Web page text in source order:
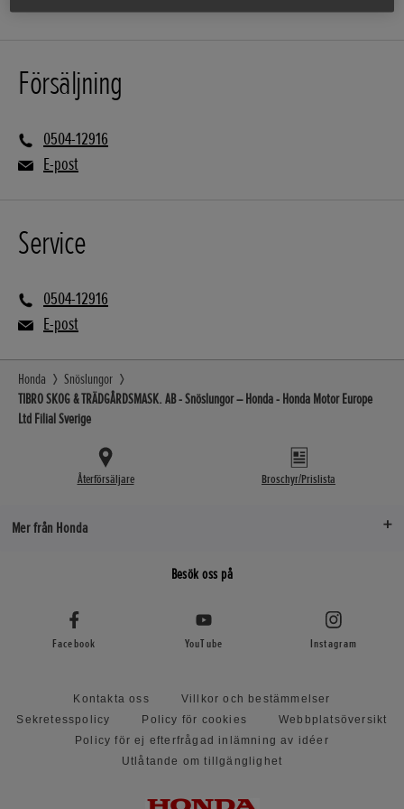
Försäljning
0504-12916
E-post
Service
0504-12916
E-post
Honda
Snöslungor
TIBRO SKOG & TRÄDGÅRDSMASK. AB - Snöslungor – Honda - Honda Motor Europe
Ltd Filial Sverige
Återförsäljare Broschyr/Prislista
Mer från Honda
Besök oss på
Facebook YouTube Instagram
Kontakta oss
Villkor och bestämmelser
Sekretesspolicy
Policy för cookies
Webbplatsöversikt
Policy för ej efterfrågad inlämning av idéer
Utlåtande om tillgänglighet